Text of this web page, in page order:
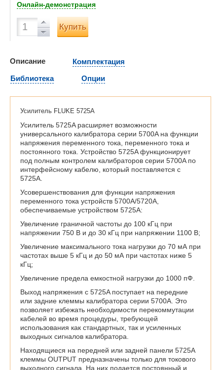
Онлайн-демонстрация
Купить
Описание
Комплектация
Библиотека
Опции
Усилитель FLUKE 5725A
Усилитель 5725A расширяет возможности
универсального калибратора серии 5700A на функции
напряжения переменного тока, переменного тока и
постоянного тока. Устройство 5725A функционирует
под полным контролем калибраторов серии 5700A по
интерфейсному кабелю, который поставляется с
5725A.
Усовершенствования для функции напряжения
переменного тока устройств 5700A/5720A,
обеспечиваемые устройством 5725A:
Увеличение граничной частоты до 100 кГц при
напряжении 750 В и до 30 кГц при напряжении 1100 В;
Увеличение максимального тока нагрузки до 70 мА при
частотах выше 5 кГц и до 50 мА при частотах ниже 5
кГц;
Увеличение предела емкостной нагрузки до 1000 пФ.
Выход напряжения с 5725A поступает на передние
или задние клеммы калибратора серии 5700A. Это
позволяет избежать необходимости перекоммутации
кабелей во время процедуры, требующей
использования как стандартных, так и усиленных
выходных сигналов калибратора.
Находящиеся на передней или задней панели 5725A
клеммы OUTPUT предназначены только для токового
выходного сигнала. На них подается постоянный и